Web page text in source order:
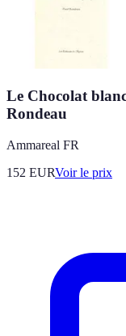
Le Chocolat
Rondeau
Ammareal FR
152 EURVoir le prix